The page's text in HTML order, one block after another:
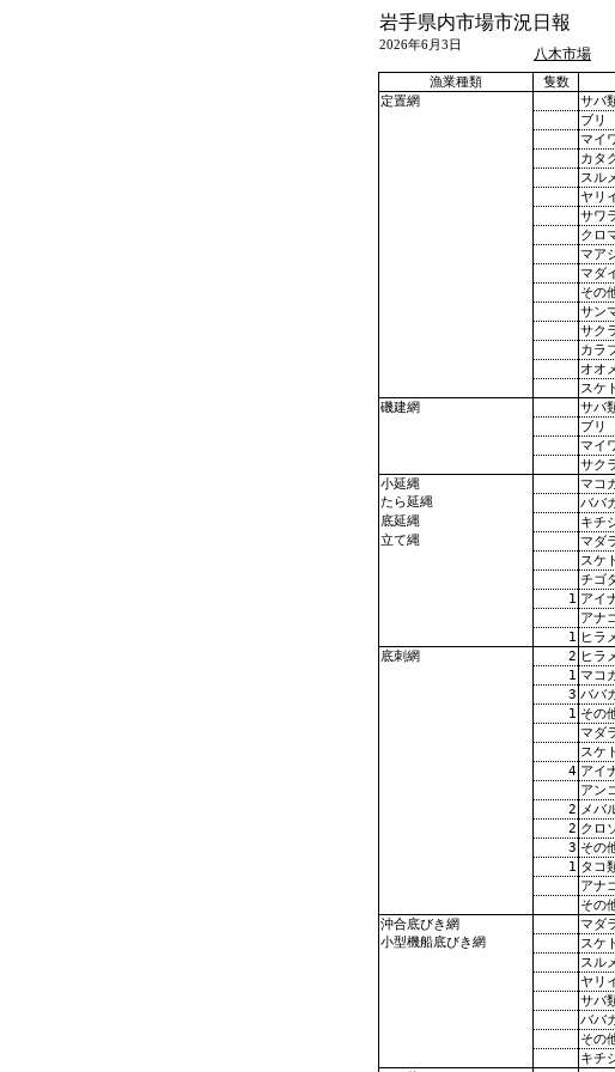
岩手県内市場市況日報
2026年6月3日
八木市場
漁業種類
隻数
定置網
サバ
ブリ
マイ
カタ
スル
ヤリ
サワ
クロ
マア
マダ
その
サン
サク
カラ
オオ
スケ
磯建網
サバ
ブリ
マイ
サク
小延縄 マコ
たら延縄 ババ
底延縄 キチ
立て縄
マダ
スケ
チゴ
1 アイ
アナ
1 ヒラ
底刺網 2 ヒラ
1 マコ
3 ババ
1 その
マダ
スケ
4 アイ
アン
2 メバ
2 クロ
3 その
1 タコ
アナ
その
沖合底びき網 マダ
小型機船底びき網
スケ
スル
ヤリ
サバ
ババ
その
キチ